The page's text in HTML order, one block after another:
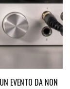
EVENTO DA NON